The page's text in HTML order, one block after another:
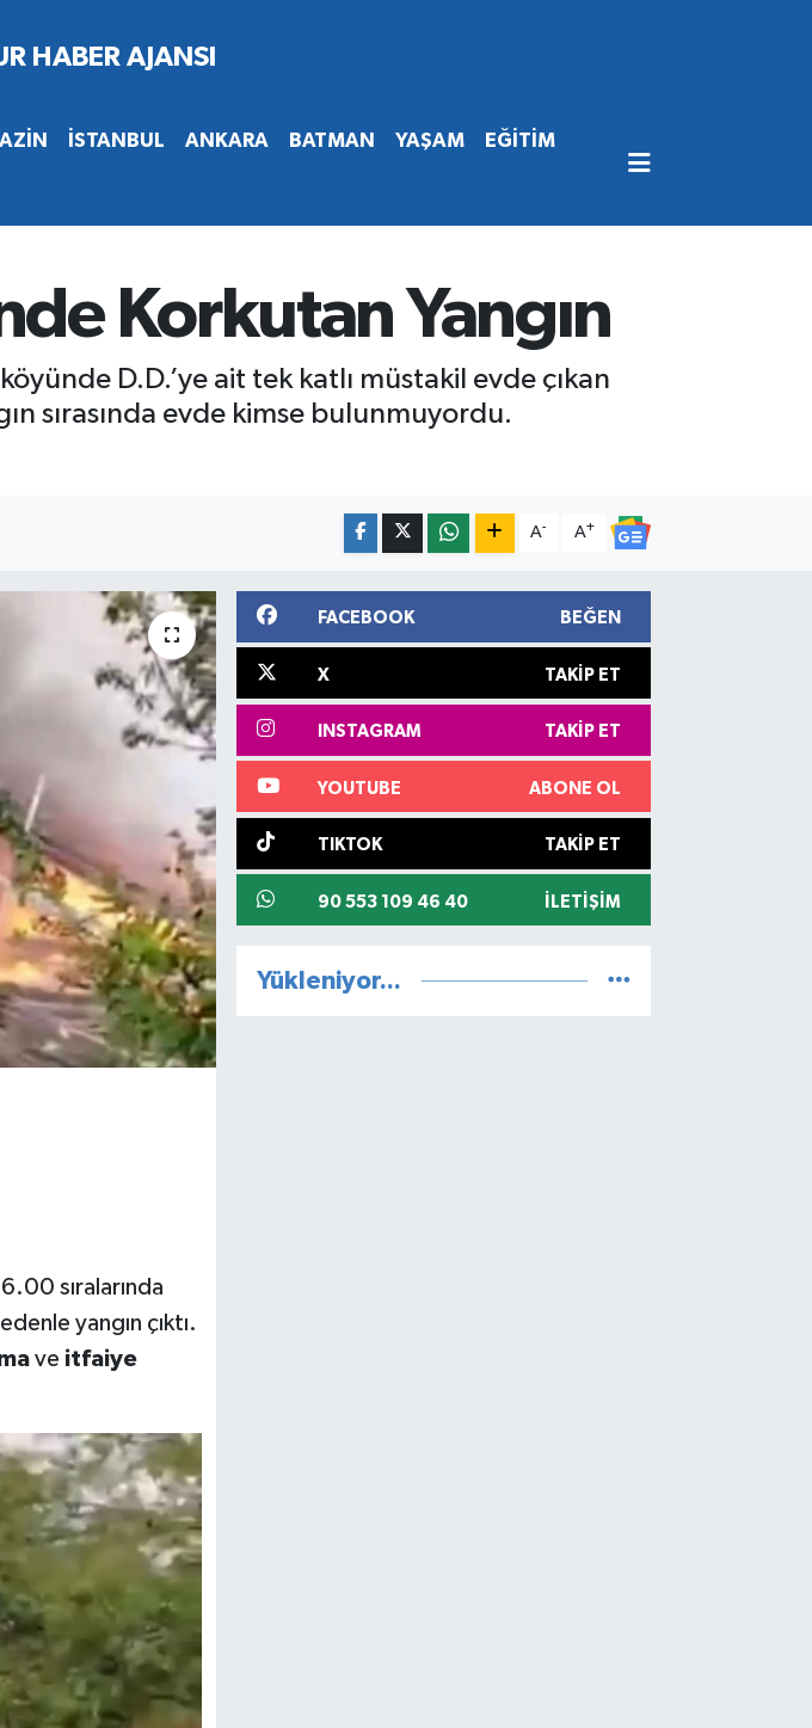
İSTANBUL ANKARA BATMAN YAŞAM EĞİTİM
Korkutan Yangın
D.D.’ye ait tek katlı müstakil evde çıkan
sırasında evde kimse bulunmuyordu.
A- A+
sıralarında
yangın çıktı.
ve itfaiye
FACEBOOK BEĞEN
X TAKIP ET
INSTAGRAM TAKIP ET
YOUTUBE ABONE OL
TIKTOK TAKIP ET
90 553 109 46 40 İLETIŞIM
Yükleniyor...